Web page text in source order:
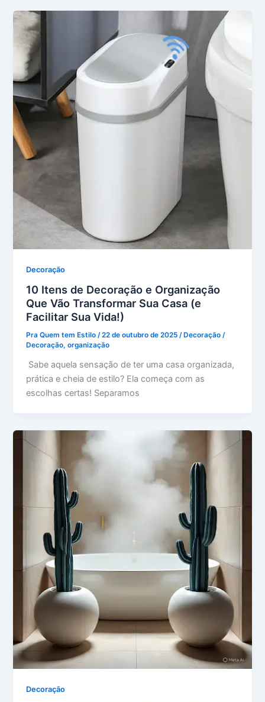
Decoração
10 Itens de Decoração e Organização
Que Vão Transformar Sua Casa (e
Facilitar Sua Vida!)
Pra Quem tem Estilo/22 de outubro de 2025/ Decoração /
Decoração,organização
Sabe aquela sensação de ter uma casa organizada,
prática e cheia de estilo? Ela começa com as
escolhas certas! Separamos
Decoração